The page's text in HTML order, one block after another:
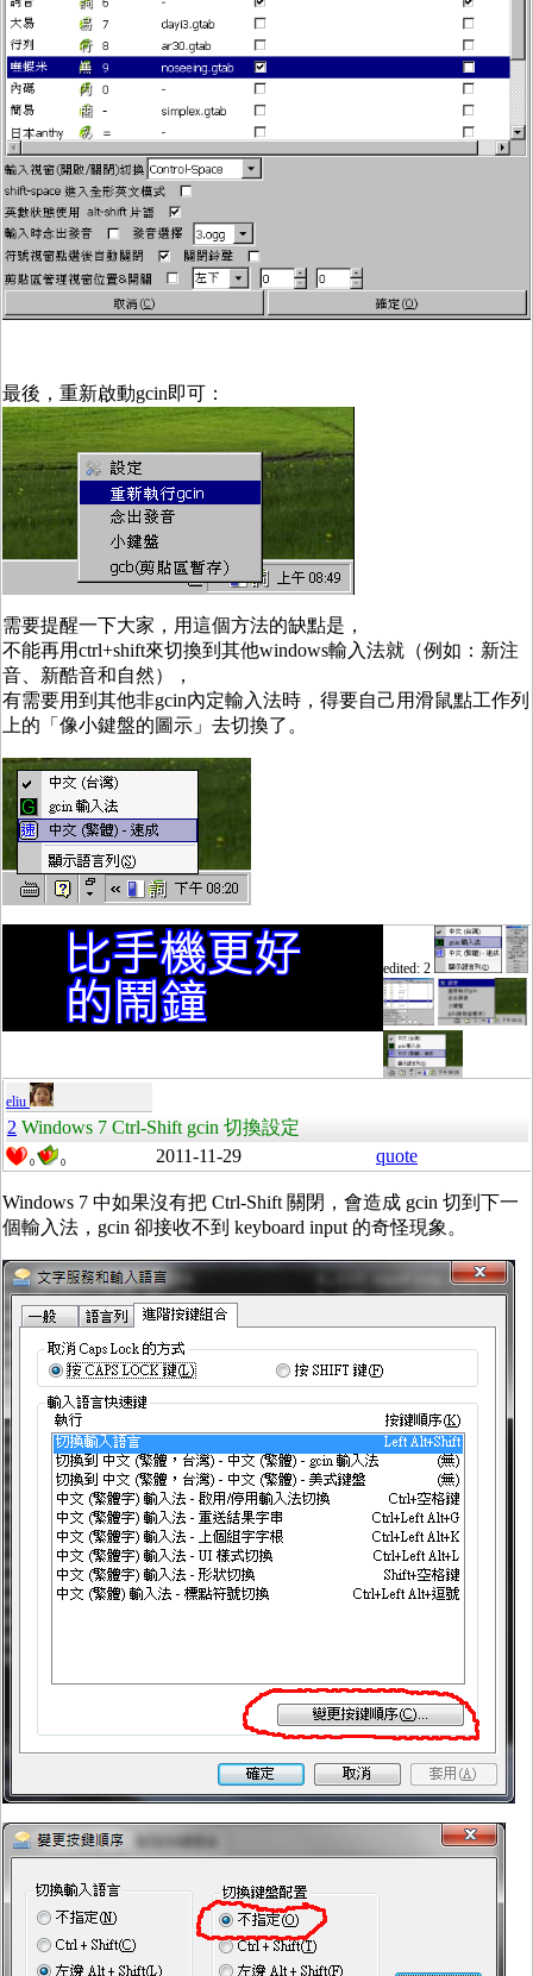
最後，重新啟動gcin即可：
需要提醒一下大家，用這個方法的缺點是，
不能再用ctrl+shift來切換到其他windows輸入法就（例如：新注
音、新酷音和自然），
有需要用到其他非gcin內定輸入法時，得要自己用滑鼠點工作列
上的「像小鍵盤的圖示」去切換了。
edited: 2
eliu
2 Windows 7 Ctrl-Shift gcin 切換設定
0 0 2011-11-29 quote
Windows 7 中如果沒有把 Ctrl-Shift 關閉，會造成 gcin 切到下一
個輸入法，gcin 卻接收不到 keyboard input 的奇怪現象。